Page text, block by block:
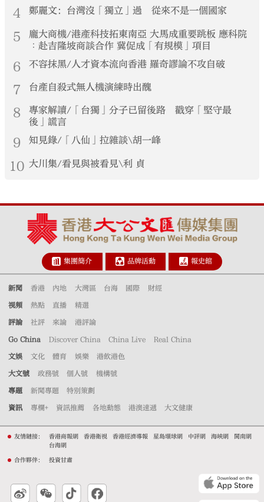
4 鄭麗文：台灣沒「獨立」過 從來不是一個國家
5
龐大商機/港產科技拓東南亞 大馬成重要跳板 應科院
︰赴吉隆坡商談合作 冀促成「有規模」項目
6 不容抹黑/人才資本流向香港 羅奇謬論不攻自破
7 台產自殺式無人機演練時出醜
8
專家解讀/「台獨」分子已留後路 戳穿「堅守最
後」謊言
9 知見錄/「八仙」拉雜談\胡一峰
10 大川集/看見與被看見\利 貞
集團簡介 品牌活動 報史館
新聞 香港 內地 大灣區 台海 國際 財經
視頻 熱點 直播 精選
評論 社評 來論 港評論
Go China Discover China China Live Real China
文娛 文化 體育 娛樂 港飲港色
大文號 政務號 個人號 機構號
專題 新聞專題 特別策劃
資訊 專欄+ 資訊推薦 各地動態 港澳速遞 大文健康
友情鏈接： 香港商報網 香港衛視 香港經濟導報 星島環球網 中評網 海峽網
閩南網
台海網
合作夥伴： 投資甘肅